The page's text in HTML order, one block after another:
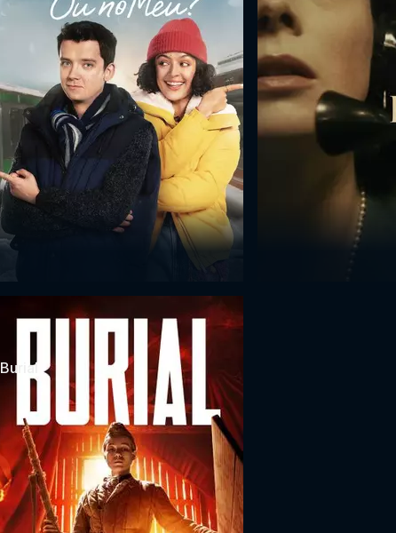
Burial